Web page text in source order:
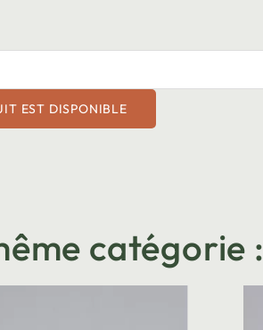
EST DISPONIBLE
catégorie :